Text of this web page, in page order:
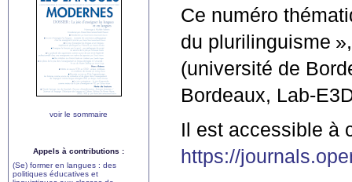
Ce numéro
du plurilinguisme
(université de
Bordeaux, Lab-
Il est accessible à
https://
voir le sommaire
Appels à contributions :
(Se) former en langues : des
politiques éducatives et